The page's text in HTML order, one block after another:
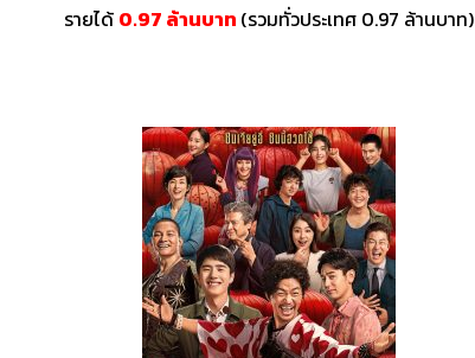
รายได้ 0.97 ล้านบาท (รวมทั่วประเทศ 0.97 ล้านบาท)